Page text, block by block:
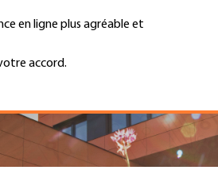
en ligne plus agréable et
accord.
Top
Menu